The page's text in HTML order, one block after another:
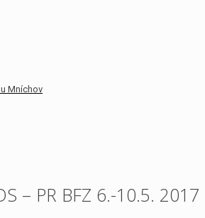
Mníchov
– PR BFZ 6.-10.5. 2017